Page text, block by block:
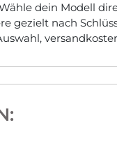
dein Modell
gezielt nach